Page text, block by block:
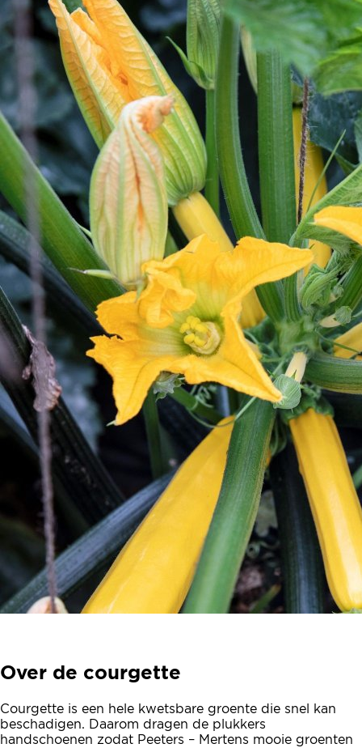
Over de courgette
Courgette is een hele kwetsbare groente die snel kan
beschadigen. Daarom dragen de plukkers
handschoenen zodat Peeters – Mertens mooie groenten